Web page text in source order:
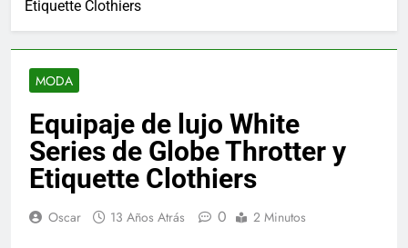
Etiquette Clothiers
MODA
Equipaje de lujo White
Series de Globe Throtter y
Etiquette Clothiers
Oscar 13 Años Atrás 0 2 Minutos